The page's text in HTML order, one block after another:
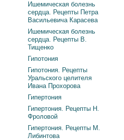
Ишемическая болезнь
сердца. Рецепты Петра
Васильевича Карасева
Ишемическая болезнь
сердца. Рецепты В.
Тищенко
Гипотония
Гипотония. Рецепты
Уральского целителя
Ивана Прохорова
Гипертония
Гипертония. Рецепты Н.
Фроловой
Гипертония. Рецепты М.
Либинтова